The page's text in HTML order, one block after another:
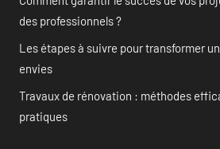
des professionnels ?
Les étapes à suivre pour transformer
envies
Travaux de rénovation : méthodes
pratiques